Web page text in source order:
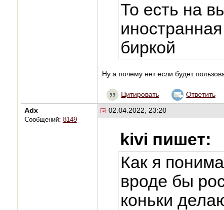
То есть на
биркой
Ну а почему нет если будет
Цитировать Ответить
Adx
Сообщений: 8149
02.04.2022, 23:20
kivi пишет:
Как я
вроде бы
коньки